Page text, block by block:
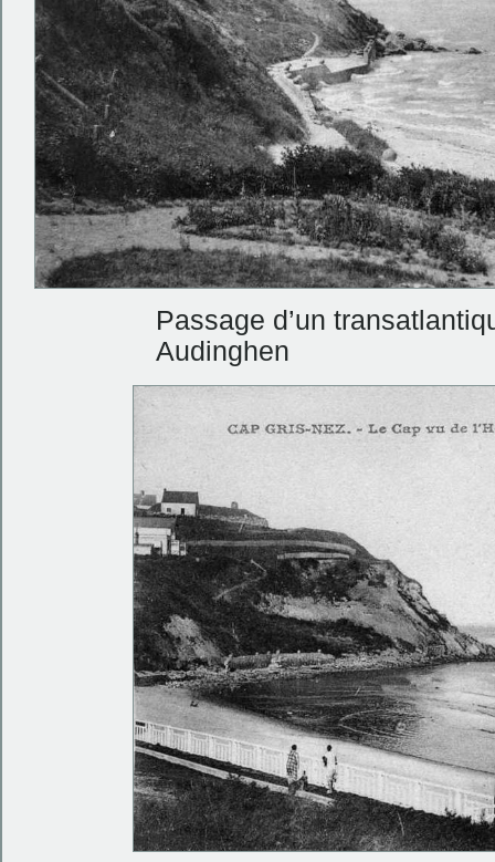
Passage d’un
Audinghen